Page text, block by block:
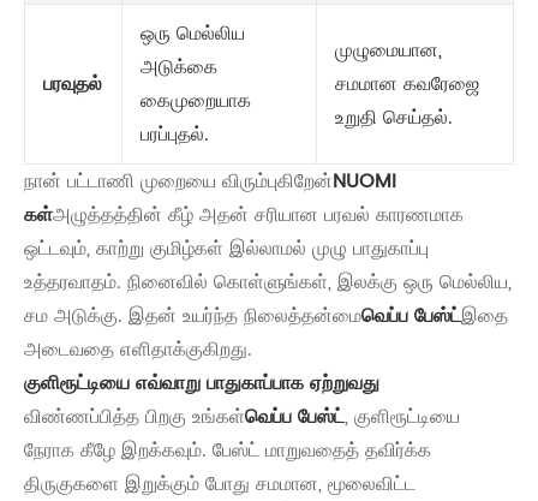
பரவுதல்
ஒரு மெல்லிய
அடுக்கை
கைமுறையாக
பரப்புதல்.
முழுமையான,
சமமான கவரேஜை
உறுதி செய்தல்.
நான் பட்டாணி முறையை விரும்புகிறேன்NUOMI
கள்அழுத்தத்தின் கீழ் அதன் சரியான பரவல் காரணமாக
ஒட்டவும், காற்று குமிழ்கள் இல்லாமல் முழு பாதுகாப்பு
உத்தரவாதம். நினைவில் கொள்ளுங்கள், இலக்கு ஒரு மெல்லிய,
சம அடுக்கு. இதன் உயர்ந்த நிலைத்தன்மைவெப்ப பேஸ்ட்இதை
அடைவதை எளிதாக்குகிறது.
குளிரூட்டியை எவ்வாறு பாதுகாப்பாக ஏற்றுவது
விண்ணப்பித்த பிறகு உங்கள்வெப்ப பேஸ்ட், குளிரூட்டியை
நேராக கீழே இறக்கவும். பேஸ்ட் மாறுவதைத் தவிர்க்க
திருகுகளை இறுக்கும் போது சமமான, மூலைவிட்ட